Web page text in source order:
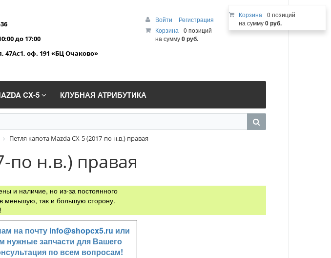
до 17:00
оф. 191 «БЦ Очаково»
Войти
Регистрация
Корзина
0 позиций
на сумму0 руб.
CX-5 КЛУБНАЯ АТРИБУТИКА
Петля капота Mazda CX-5 (2017-по н.в.) правая
по н.в.) правая
и наличие, но из-за постоянного
меньшую, так и большую сторону.
на почту info@shopcx5.ru или
нужные запчасти для Вашего
по всем вопросам!
Корзина
0 позиций
на сумму0 руб.